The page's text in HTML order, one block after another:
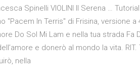
Spinelli VIOLINI II Serena …
"Pacem In Terris" di Frisina, versione
Do Sol Mi Lam e nella tua strada
e donerò al mondo la vita.
nella